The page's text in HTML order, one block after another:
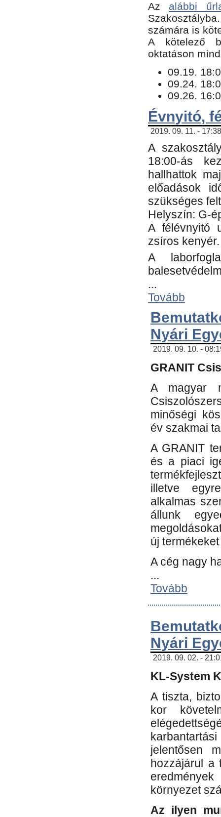
Az alábbi
számára is
​A kötelező
oktatáson
09.19.
09.24.
09.26.
Évnyitó,
2019. 09. 11. -
A
18:00-ás
hallhattok
előadások
szükséges
Helyszín: G-
A félévnyitó
zsíros kenyér.
A
...
Tovább
Nyári
2019. 09. 10. -
GRANIT
A magyar
minőségi
év szakmai
A GRANIT
és a piaci
illetve
alkalmas
állunk
új
A cég nagy
...
Tovább
Nyári
2019. 09. 02. -
KL-System
A tiszta,
kor
jelentősen
hozzájárul a
környezet
Az ilyen